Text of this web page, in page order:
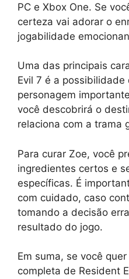
PC e Xbox One. Se
certeza vai adorar o
jogabilidade
Uma das principais
Evil 7 é a possibilidade
personagem
você descobrirá o
relaciona com a trama
Para curar Zoe, você
ingredientes certos e
específicas. É
com cuidado, caso
tomando a decisão
resultado do jogo.
Em suma, se você
completa de Resident